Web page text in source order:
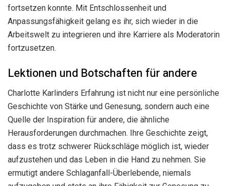
fortsetzen konnte. Mit Entschlossenheit und
Anpassungsfähigkeit gelang es ihr, sich wieder in die
Arbeitswelt zu integrieren und ihre Karriere als Moderatorin
fortzusetzen.
Lektionen und Botschaften für andere
Charlotte Karlinders Erfahrung ist nicht nur eine persönliche
Geschichte von Stärke und Genesung, sondern auch eine
Quelle der Inspiration für andere, die ähnliche
Herausforderungen durchmachen. Ihre Geschichte zeigt,
dass es trotz schwerer Rückschläge möglich ist, wieder
aufzustehen und das Leben in die Hand zu nehmen. Sie
ermutigt andere Schlaganfall-Überlebende, niemals